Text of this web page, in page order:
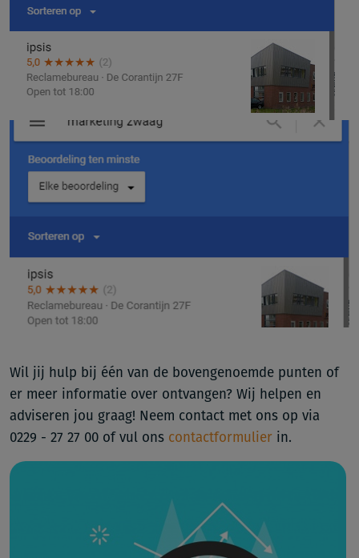
Wil jij hulp bij één van de bovengenoemde punten of
er meer informatie over ontvangen? Wij helpen en
adviseren jou graag! Neem contact met ons op via
0229 - 27 27 00 of vul ons contactformulier in.